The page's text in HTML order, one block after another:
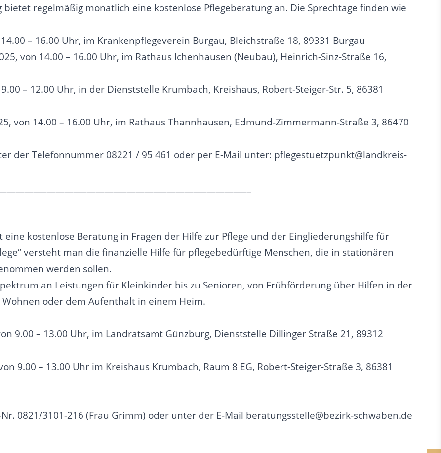
regelmäßig monatlich eine kostenlose Pflegeberatung an. Die Sprechtage finden wie
– 16.00 Uhr, im Krankenpflegeverein Burgau, Bleichstraße 18, 89331 Burgau
von 14.00 – 16.00 Uhr, im Rathaus Ichenhausen (Neubau), Heinrich-Sinz-Straße 16,
– 12.00 Uhr, in der Dienststelle Krumbach, Kreishaus, Robert-Steiger-Str. 5, 86381
von 14.00 – 16.00 Uhr, im Rathaus Thannhausen, Edmund-Zimmermann-Straße 3, 86470
der Telefonnummer 08221 / 95 461 oder per E-Mail unter: pflegestuetzpunkt@landkreis-
kostenlose Beratung in Fragen der Hilfe zur Pflege und der Eingliederungshilfe für
versteht man die finanzielle Hilfe für pflegebedürftige Menschen, die in stationären
werden sollen.
an Leistungen für Kleinkinder bis zu Senioren, von Frühförderung über Hilfen in der
oder dem Aufenthalt in einem Heim.
9.00 – 13.00 Uhr, im Landratsamt Günzburg, Dienststelle Dillinger Straße 21, 89312
9.00 – 13.00 Uhr im Kreishaus Krumbach, Raum 8 EG, Robert-Steiger-Straße 3, 86381
0821/3101-216 (Frau Grimm) oder unter der E-Mail beratungsstelle@bezirk-schwaben.de